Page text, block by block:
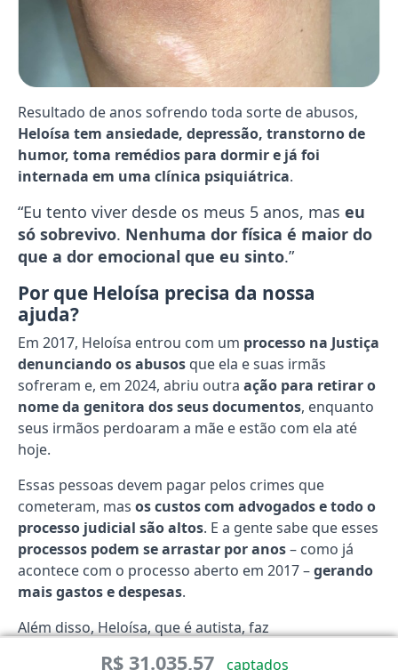
Resultado de anos sofrendo toda sorte de abusos,
Heloísa tem ansiedade, depressão, transtorno de
humor, toma remédios para dormir e já foi
internada em uma clínica psiquiátrica.
“Eu tento viver desde os meus 5 anos, mas eu
só sobrevivo. Nenhuma dor física é maior do
que a dor emocional que eu sinto.”
Por que Heloísa precisa da nossa
ajuda?
Em 2017, Heloísa entrou com um processo na Justiça
denunciando os abusos que ela e suas irmãs
sofreram e, em 2024, abriu outra ação para retirar o
nome da genitora dos seus documentos, enquanto
seus irmãos perdoaram a mãe e estão com ela até
hoje.
Essas pessoas devem pagar pelos crimes que
cometeram, mas os custos com advogados e todo o
processo judicial são altos. E a gente sabe que esses
processos podem se arrastar por anos– como já
acontece com o processo aberto em 2017 –gerando
mais gastos e despesas.
Além disso, Heloísa, que é autista, faz
R$ 31.035,57 captados